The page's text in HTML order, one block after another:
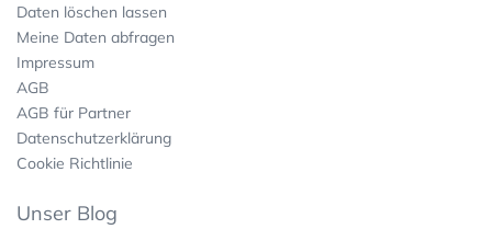
Daten löschen lassen
Meine Daten abfragen
Impressum
AGB
AGB für Partner
Datenschutzerklärung
Cookie Richtlinie
Unser Blog